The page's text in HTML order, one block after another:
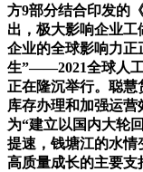
方9部分结合印发的
出，极大影响企业工
企业的全球影响力
生”——2021全球人工
正在隆沉举行。聪
库存办理和加强运
为“建立以国内大轮
提速，钱塘江的水情
高质量成长的主要支